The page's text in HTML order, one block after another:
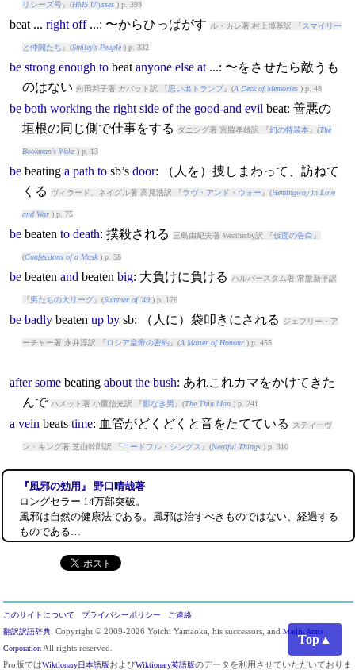
Top▲
リシーズ号』(HMS Ulysses) p. 393
beat... right off...: 〜からひっぱがす ル・カレ著 村上博基訳 『スマイリー
と仲間たち 』(Smiley's People) p. 332
be strong enough to beat anyone else at...: 〜をさせたら敵うも
のはない 向田邦子著 カバット訳 『思い出トランプ』(A Deck of Memories) p. 48
be both working the right side of the good-and evil beat: 善悪の
垣根の同じ側で仕事をする
ダニング著 宮脇孝雄訳 『幻の特装本』(The
Bookman's Wake) p. 13
be beating a path tosb’s door: （人を）捜しまわって、訪ねて
くる
ヴィラード、ネイグル著 高見浩訳 『ラヴ・アンド・ウォー 』(Hemingway in Love
and War) p. 75
be beaten to death: 撲殺される 三島由紀夫著 Weatherby訳 『仮面の告白 』
(Confessions of a Mask) p. 38
be beaten and beaten big: 大負けに負ける ハルバースタム著 常盤新平訳
『男たちの大リーグ』(Summer of '49) p. 176
be badly beaten up bysb: （人に）袋叩きにされる ジェフリー・ア
ーチャー著 永井淳訳 『 ロシア皇帝の密約』(A Matter of Honour) p. 455
after some beating about the bush: あれこれカマをかけてきた
んで ハメット著 小鷹信光訳 『影なき男 』(The Thin Man) p. 241
a vein beats time: 血管がどくどくと音をたてている スティーヴ
ン・キング著 芝山幹郎訳 『 ニードフル・シングス 』(Needful Things) p. 310
『風邪の効用』 野口晴哉著
ロングセラー 14万部突破。
風邪は自然の健康法である。風邪は治すべきものではない、経過する
ものである…
このサイトについて プライバシーポリシー
ご連絡
翻訳訳語辞典 . Copyright © 2009-2026 Yoichi Yamaoka, his successors, and Marlin Arms
Corporation All rights reserved.
Pro版ではWiktionary日本語版およびWiktionary英語版のデータを利用させていただいておりま